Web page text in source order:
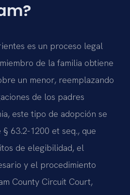
es un proceso legal
de la familia obtiene
un menor, reemplazando
de los padres
este tipo de adopción se
63.2-1200 et seq., que
de elegibilidad, el
y el procedimiento
County Circuit Court,